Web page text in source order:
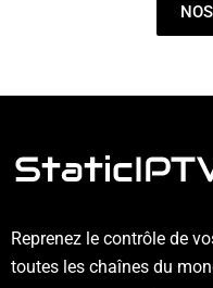
Reprenez le contrôle de
toutes les chaînes du